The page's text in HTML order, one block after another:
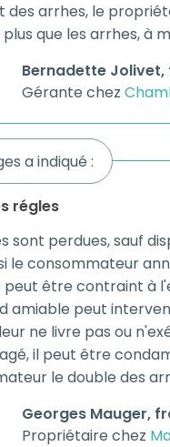
des arrhes, le
que les arrhes, à
Bernadette
Gérante chez
a indiqué :
régles
sont perdues, sauf
le consommateur
peut être contraint à
amiable peut
ne livre pas ou
il peut être
le double des
Georges Mauger,
Propriétaire chez